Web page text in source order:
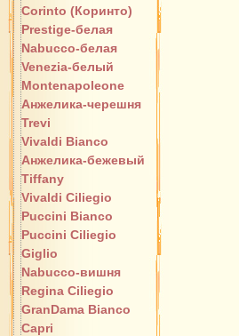
Corinto (Коринто)
Prestige-белая
Nabucco-белая
Venezia-белый
Montenapoleone
Анжелика-черешня
Trevi
Vivaldi Bianco
Анжелика-бежевый
Tiffany
Vivaldi Ciliegio
Puccini Bianco
Puccini Ciliegio
Giglio
Nabucco-вишня
Regina Ciliegio
GranDama Bianco
Capri